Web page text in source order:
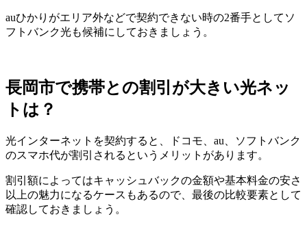
auひかりがエリア外などで契約できない時の2番手としてソ
フトバンク光も候補にしておきましょう。
長岡市で携帯との割引が大きい光ネッ
トは？
光インターネットを契約すると、ドコモ、au、ソフトバンク
のスマホ代が割引されるというメリットがあります。
割引額によってはキャッシュバックの金額や基本料金の安さ
以上の魅力になるケースもあるので、最後の比較要素として
確認しておきましょう。